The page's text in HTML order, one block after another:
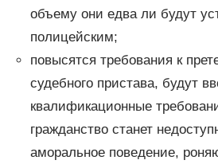
объему они едва ли будут
полицейским;
повысятся требования к
судебного пристава, будут
квалификационные
гражданство станет
аморальное поведение,